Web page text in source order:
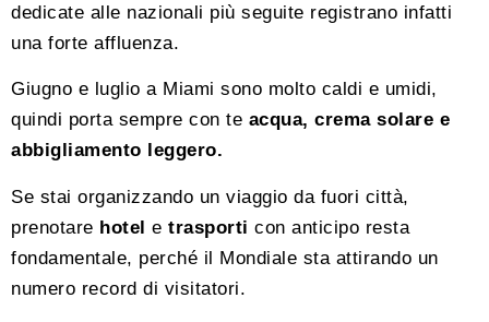
dedicate alle nazionali più seguite registrano infatti
una forte affluenza.
Giugno e luglio a Miami sono molto caldi e umidi,
quindi porta sempre con te acqua, crema solare e
abbigliamento leggero.
Se stai organizzando un viaggio da fuori città,
prenotare hotel e trasporti con anticipo resta
fondamentale, perché il Mondiale sta attirando un
numero record di visitatori.